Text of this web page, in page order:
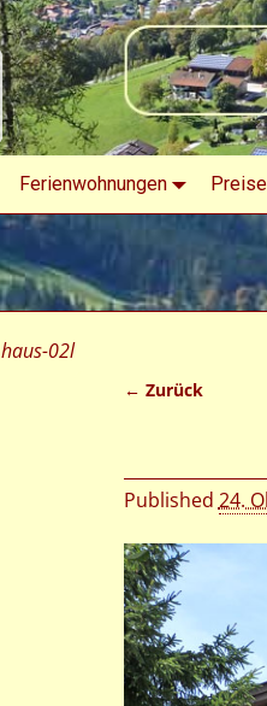
Ferienwohnungen Preise
haus-02l
← Zurück
Published 24.